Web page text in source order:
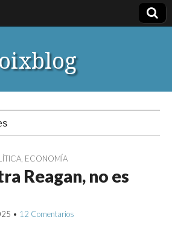
ECONOMÍA
Reagan, no es
• 12 Comentarios